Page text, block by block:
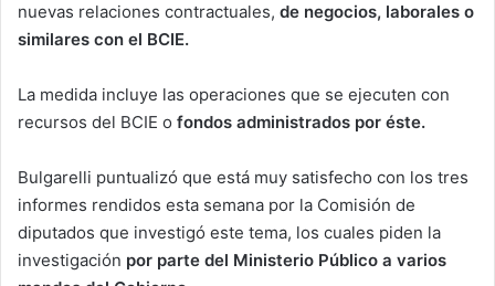
nuevas relaciones contractuales, de negocios, laborales o
similares con el BCIE.
La medida incluye las operaciones que se ejecuten con
recursos del BCIE o fondos administrados por éste.
Bulgarelli puntualizó que está muy satisfecho con los tres
informes rendidos esta semana por la Comisión de
diputados que investigó este tema, los cuales piden la
investigación por parte del Ministerio Público a varios